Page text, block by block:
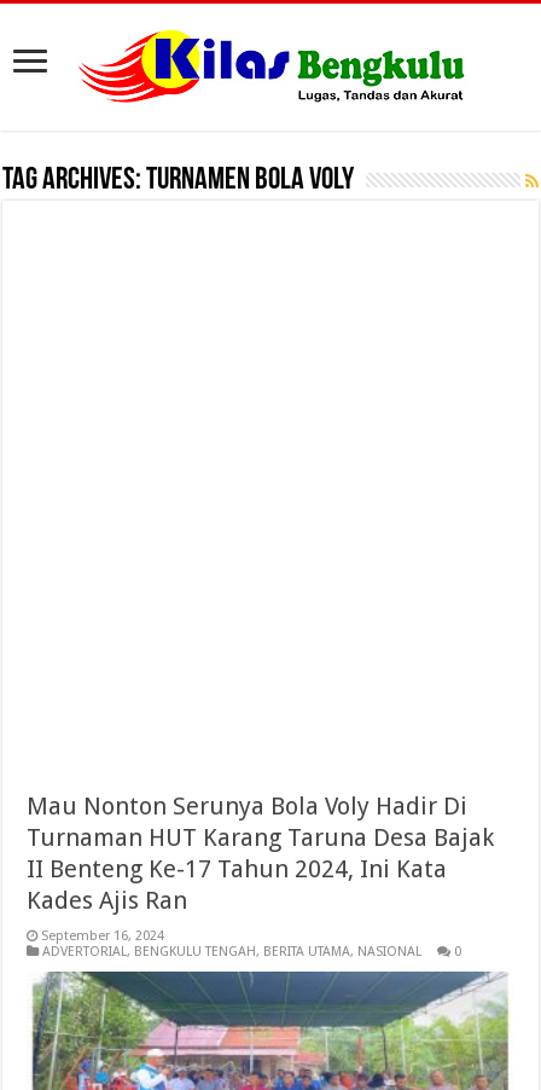
Tag Archives:Turnamen Bola Voly
Mau Nonton Serunya Bola Voly Hadir Di
Turnaman HUT Karang Taruna Desa Bajak
II Benteng Ke-17 Tahun 2024, Ini Kata
Kades Ajis Ran
September 16, 2024
ADVERTORIAL, BENGKULU TENGAH, BERITA UTAMA, NASIONAL 0